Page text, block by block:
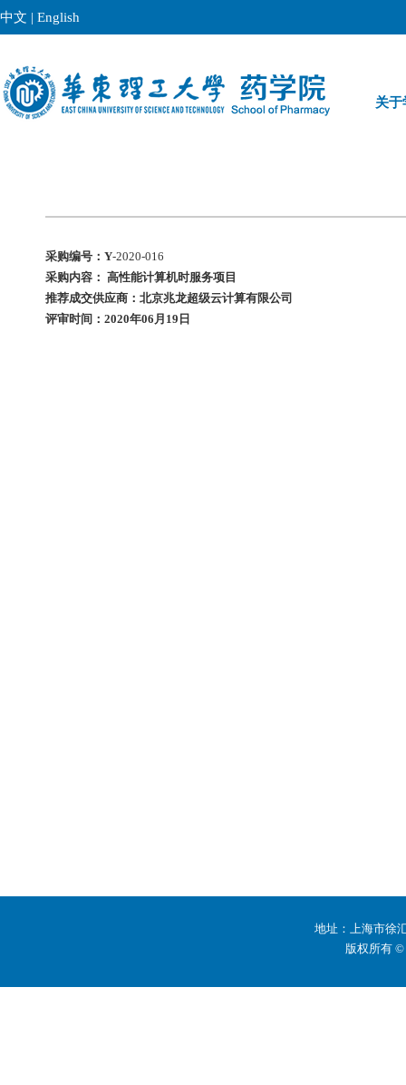
中文 | English
关于
采购编号：Y-2020-016
采购内容： 高性能计算机时服务项目
推荐成交供应商：北京兆龙超级云计算有限公司
评审时间： 2020年06月19日
地址：上海市徐
版权所有 ©